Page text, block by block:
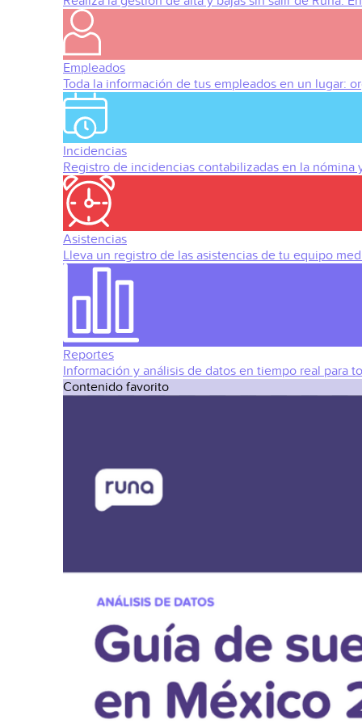
Empleados
Toda la información de tus empleados en un lugar:
Incidencias
Registro de incidencias contabilizadas en la
Asistencias
Lleva un registro de las asistencias de tu equipo
Reportes
Información y análisis de datos en tiempo real para
Contenido favorito